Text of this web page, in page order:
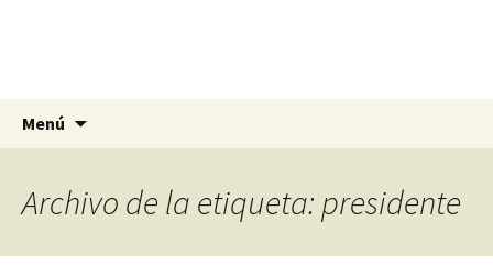
La Yunta de Tepic
La nueva opción en información
Menú
Archivo de la etiqueta: presidente